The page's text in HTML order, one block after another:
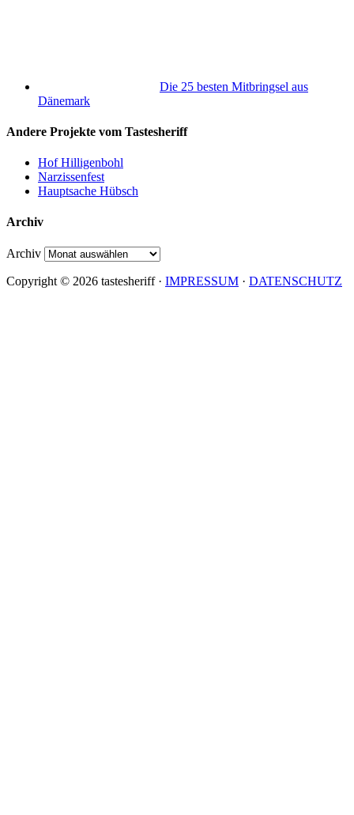
Die 25 besten Mitbringsel aus
Dänemark
Andere Projekte vom Tastesheriff
Hof Hilligenbohl
Narzissenfest
Hauptsache Hübsch
Archiv
Archiv
Copyright © 2026 tastesheriff · IMPRESSUM · DATENSCHUTZ